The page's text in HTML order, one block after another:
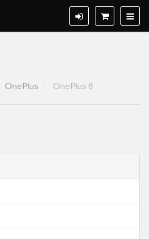
OnePlus OnePlus 8